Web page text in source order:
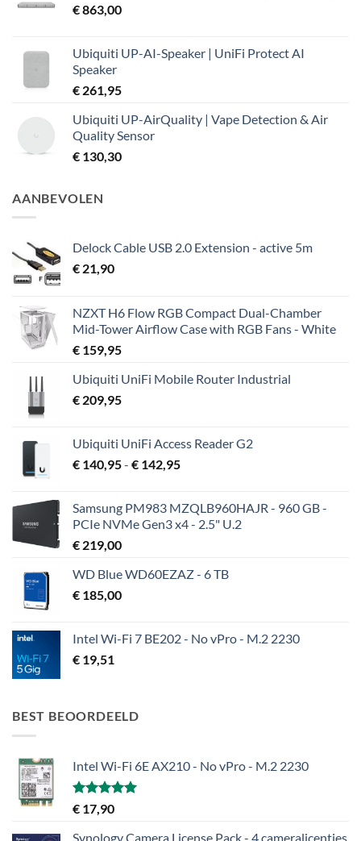
€863,00
Ubiquiti UP-AI-Speaker | UniFi Protect AI
Speaker
€ 261,95
Ubiquiti UP-AirQuality | Vape Detection & Air
Quality Sensor
€ 130,30
AANBEVOLEN
Delock Cable USB 2.0 Extension - active 5m
€ 21,90
NZXT H6 Flow RGB Compact Dual-Chamber
Mid-Tower Airflow Case with RGB Fans - White
€ 159,95
Ubiquiti UniFi Mobile Router Industrial
€ 209,95
Ubiquiti UniFi Access Reader G2
€ 140,95- € 142,95Prijsklasse:
€ 142,95
Samsung PM983 MZQLB960HAJR - 960 GB -
PCIe NVMe Gen3 x4 - 2.5" U.2
€ 219,00
WD Blue WD60EZAZ - 6 TB
€ 185,00
Intel Wi-Fi 7 BE202 - No vPro - M.2 2230
€ 19,51
BEST BEOORDEELD
Intel Wi-Fi 6E AX210 - No vPro - M.2 2230
Gewaardeerd
uit 5
€ 17,90
Synology Camera License Pack - 4 cameralicenties